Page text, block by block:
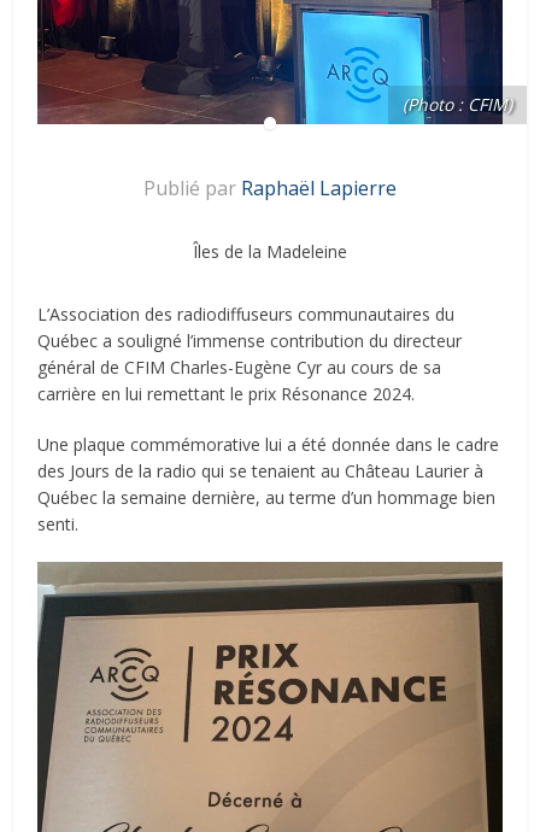
(Photo : CFIM)
Publié par Raphaël Lapierre
Îles de la Madeleine
L’Association des radiodiffuseurs communautaires du
Québec a souligné l’immense contribution du directeur
général de CFIM Charles-Eugène Cyr au cours de sa
carrière en lui remettant le prix Résonance 2024.
Une plaque commémorative lui a été donnée dans le cadre
des Jours de la radio qui se tenaient au Château Laurier à
Québec la semaine dernière, au terme d’un hommage bien
senti.